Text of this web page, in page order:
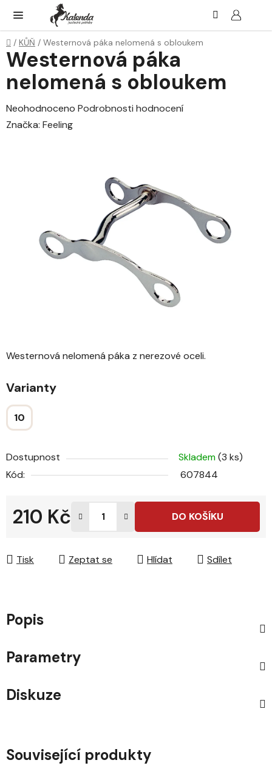
obsah
Domů
/ KŮŇ / Westernová páka nelomená s obloukem
Westernová nelomená páka z nerezové oceli.
Varianty
10
Dostupnost Skladem(3 ks)
Kód:
607844
210 Kč DO KOŠÍKU
Tisk Zeptat se Hlídat Sdílet
Westernová páka
nelomená s obloukem
Průměrné
hodnocení
Neohodnoceno Podrobnosti hodnocení
Značka: Feeling
Popis
Parametry
Diskuze
Související produkty